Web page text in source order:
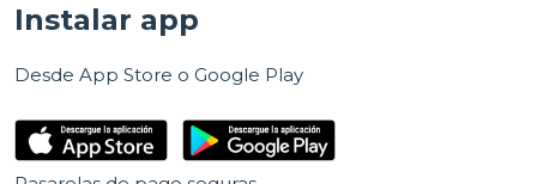
Instalar app
Desde App Store o Google Play